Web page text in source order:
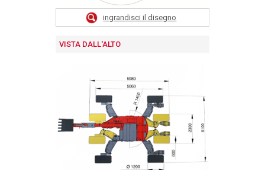
ingrandisci il disegno
VISTA DALL'ALTO